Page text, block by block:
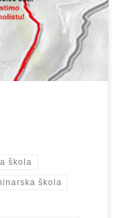
od tunela
škola
škola